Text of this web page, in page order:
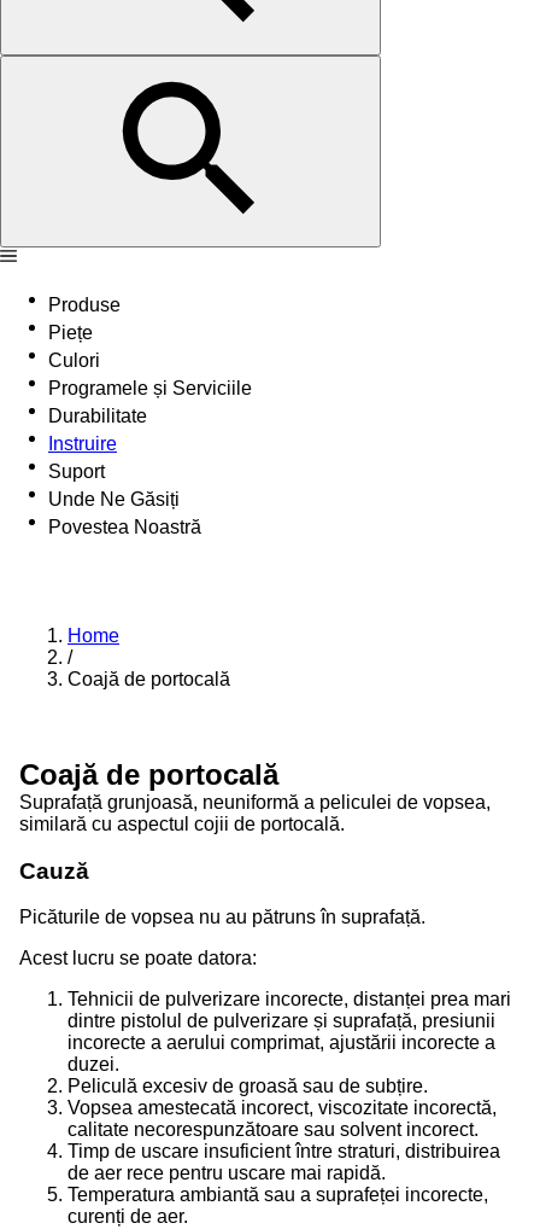
Produse
Piețe
Culori
Programele și Serviciile
Durabilitate
Instruire
Suport
Unde Ne Găsiți
Povestea Noastră
Home
/
Coajă de portocală
Coajă de portocală
Suprafață grunjoasă, neuniformă a peliculei de vopsea,
similară cu aspectul cojii de portocală.
Cauză
Picăturile de vopsea nu au pătruns în suprafață.
Acest lucru se poate datora:
Tehnicii de pulverizare incorecte, distanței prea mari
dintre pistolul de pulverizare și suprafață, presiunii
incorecte a aerului comprimat, ajustării incorecte a
duzei.
Peliculă excesiv de groasă sau de subțire.
Vopsea amestecată incorect, viscozitate incorectă,
calitate necorespunzătoare sau solvent incorect.
Timp de uscare insuficient între straturi, distribuirea
de aer rece pentru uscare mai rapidă.
Temperatura ambiantă sau a suprafeței incorecte,
curenți de aer.